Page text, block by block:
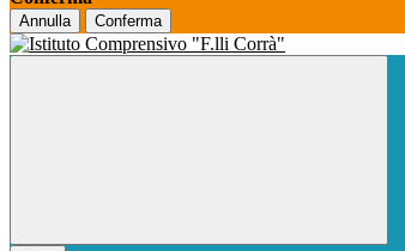
Annulla Conferma